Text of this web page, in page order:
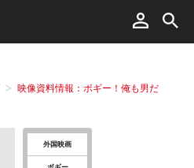
映像資料情報：ボギー！俺も男だ
外国映画